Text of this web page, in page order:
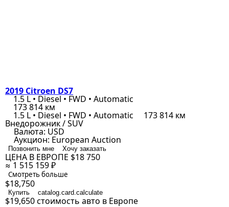
2019 Citroen DS7
1.5 L • Diesel • FWD • Automatic
173 814 км
1.5 L • Diesel • FWD • Automatic 173 814 км
Внедорожник / SUV
Валюта: USD
Аукцион: European Auction
Позвонить мне Хочу заказать
ЦЕНА В ЕВРОПЕ $18 750
≈ 1 515 159 ₽
Смотреть больше
$18,750
Купить catalog.card.calculate
$19,650стоимость авто в Европе